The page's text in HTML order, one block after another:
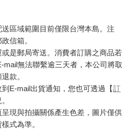
區域範圍目前僅限台灣本島。注
信箱。
是郵局寄送。消費者訂購之商品若
mail無法聯繫逾三天者，本公司將取
款。
E-mail出貨通知，您也可透過【訂
現與拍攝關係產生色差，圖片僅供
式為準。